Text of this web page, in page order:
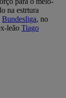
na estrtura
Bundesliga, no
leão Tiago